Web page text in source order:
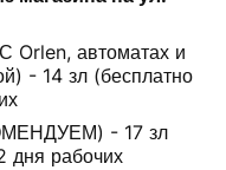
Orlen, автоматах и
- 14 зл (бесплатно
- 17 зл
дня рабочих